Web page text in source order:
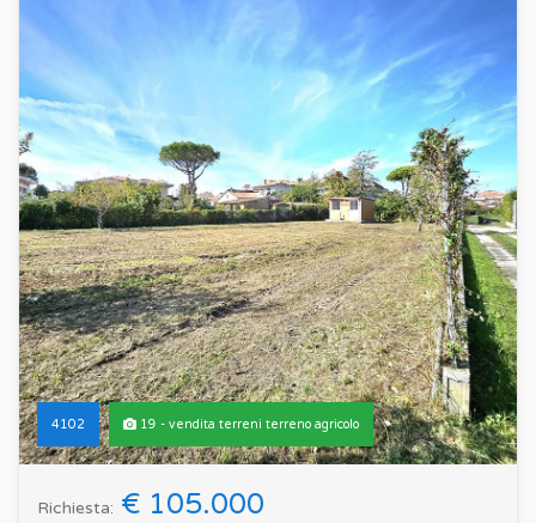
4102 19 - vendita terreni terreno agricolo
Richiesta: € 105.000